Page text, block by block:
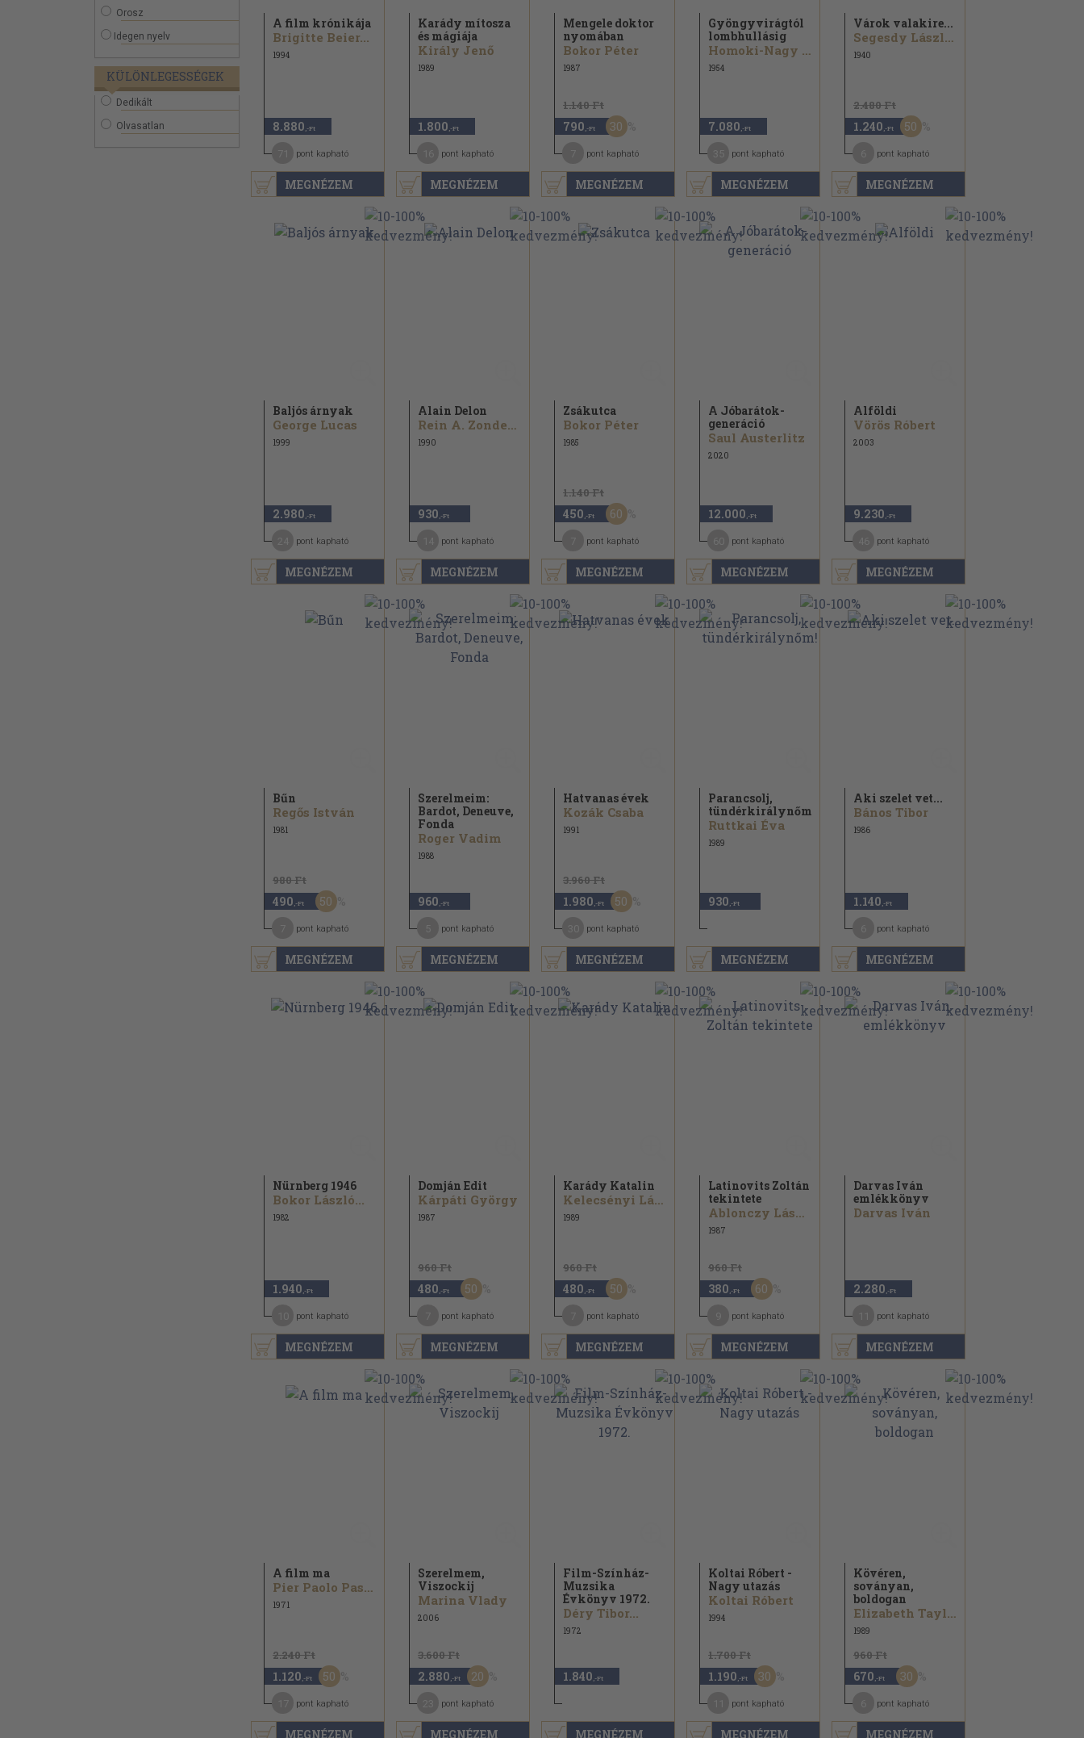
Orosz
Idegen nyelv
KÜLÖNLEGESSÉGEK
Dedikált
Olvasatlan
MEGNÉZEM
A film krónikája
Brigitte Beier...
1994
8.880 ,-Ft
pont kapható
MEGNÉZEM
Karády mítosza
és mágiája
Király Jenő
1989
1.800 ,-Ft
pont kapható
MEGNÉZEM
Mengele doktor
nyomában
Bokor Péter
1987
1.140 Ft
790 ,-Ft 30
pont kapható
MEGNÉZEM
Gyöngyvirágtól
lombhullásig
Homoki-Nagy István
1954
7.080 ,-Ft
pont kapható
MEGNÉZEM
Várok valakire...
Segesdy László...
1940
2.480 Ft
1.240 ,-Ft 50
pont kapható
MEGNÉZEM
Baljós árnyak
George Lucas
1999
2.980 ,-Ft
pont kapható
MEGNÉZEM
Alain Delon
Rein A. Zondergeld
1990
930 ,-Ft
pont kapható
MEGNÉZEM
Zsákutca
Bokor Péter
1985
1.140 Ft
450 ,-Ft 60
pont kapható
MEGNÉZEM
A Jóbarátok-
generáció
Saul Austerlitz
2020
12.000 ,-Ft
pont kapható
MEGNÉZEM
Alföldi
Vörös Róbert
2003
9.230 ,-Ft
pont kapható
MEGNÉZEM
Bűn
Regős István
1981
980 Ft
490 ,-Ft 50
pont kapható
MEGNÉZEM
Szerelmeim:
Bardot, Deneuve,
Fonda
Roger Vadim
1988
960 ,-Ft
pont kapható
MEGNÉZEM
Hatvanas évek
Kozák Csaba
1991
3.960 Ft
1.980 ,-Ft 50
pont kapható
MEGNÉZEM
Parancsolj,
tündérkirálynőm!
Ruttkai Éva
1989
930 ,-Ft
MEGNÉZEM
Aki szelet vet...
Bános Tibor
1986
1.140 ,-Ft
pont kapható
MEGNÉZEM
Nürnberg 1946
Bokor László...
1982
1.940 ,-Ft
pont kapható
MEGNÉZEM
Domján Edit
Kárpáti György
1987
960 Ft
480 ,-Ft 50
pont kapható
MEGNÉZEM
Karády Katalin
Kelecsényi László
1989
960 Ft
480 ,-Ft 50
pont kapható
MEGNÉZEM
Latinovits Zoltán
tekintete
Ablonczy László
1987
960 Ft
380 ,-Ft 60
pont kapható
MEGNÉZEM
Darvas Iván
emlékkönyv
Darvas Iván
2.280 ,-Ft
pont kapható
MEGNÉZEM
A film ma
Pier Paolo Pasolini...
1971
2.240 Ft
1.120 ,-Ft 50
pont kapható
MEGNÉZEM
Szerelmem,
Viszockij
Marina Vlady
2006
3.600 Ft
2.880 ,-Ft 20
pont kapható
MEGNÉZEM
Film-Színház-
Muzsika
Évkönyv 1972.
Déry Tibor...
1972
1.840 ,-Ft
MEGNÉZEM
Koltai Róbert -
Nagy utazás
Koltai Róbert
1994
1.700 Ft
1.190 ,-Ft 30
pont kapható
MEGNÉZEM
Kövéren,
soványan,
boldogan
Elizabeth Taylor
1989
960 Ft
670 ,-Ft 30
pont kapható